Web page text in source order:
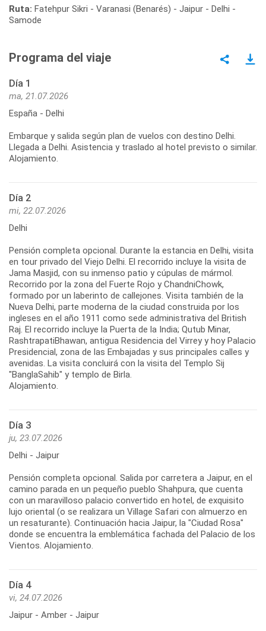
Ruta: Fatehpur Sikri - Varanasi (Benarés) - Jaipur - Delhi -
Samode
Programa del viaje
Día 1
ma, 21.07.2026
España - Delhi
Embarque y salida según plan de vuelos con destino Delhi.
Llegada a Delhi. Asistencia y traslado al hotel previsto o similar.
Alojamiento.
Día 2
mi, 22.07.2026
Delhi
Pensión completa opcional. Durante la estancia en Delhi, visita
en tour privado del Viejo Delhi. El recorrido incluye la visita de
Jama Masjid, con su inmenso patio y cúpulas de mármol.
Recorrido por la zona del Fuerte Rojo y ChandniChowk,
formado por un laberinto de callejones. Visita también de la
Nueva Delhi, parte moderna de la ciudad construida por los
ingleses en el año 1911 como sede administrativa del British
Raj. El recorrido incluye la Puerta de la India; Qutub Minar,
RashtrapatiBhawan, antigua Residencia del Virrey y hoy Palacio
Presidencial, zona de las Embajadas y sus principales calles y
avenidas. La visita concluirá con la visita del Templo Sij
"BanglaSahib" y templo de Birla.
Alojamiento.
Día 3
ju, 23.07.2026
Delhi - Jaipur
Pensión completa opcional. Salida por carretera a Jaipur, en el
camino parada en un pequeño pueblo Shahpura, que cuenta
con un maravilloso palacio convertido en hotel, de exquisito
lujo oriental (o se realizara un Village Safari con almuerzo en
un resaturante). Continuación hacia Jaipur, la "Ciudad Rosa"
donde se encuentra la emblemática fachada del Palacio de los
Vientos. Alojamiento.
Día 4
vi, 24.07.2026
Jaipur - Amber - Jaipur